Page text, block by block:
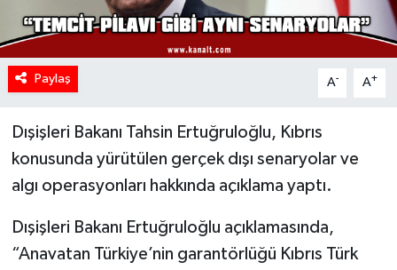
Paylaş A- A+
Dışişleri Bakanı Tahsin Ertuğruloğlu, Kıbrıs
konusunda yürütülen gerçek dışı senaryolar ve
algı operasyonları hakkında açıklama yaptı.
Dışişleri Bakanı Ertuğruloğlu açıklamasında,
“Anavatan Türkiye’nin garantörlüğü Kıbrıs Türk